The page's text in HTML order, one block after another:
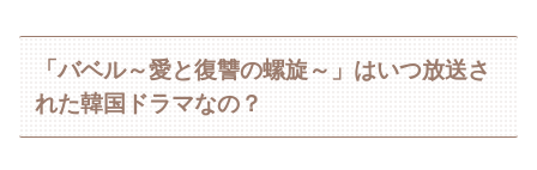
「バベル～愛と復讐の螺旋～」はいつ放送さ
れた韓国ドラマなの？